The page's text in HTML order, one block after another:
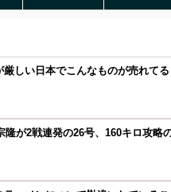
しい日本でこんなものが売れて
隆が2戦連発の26号、160キロ攻略